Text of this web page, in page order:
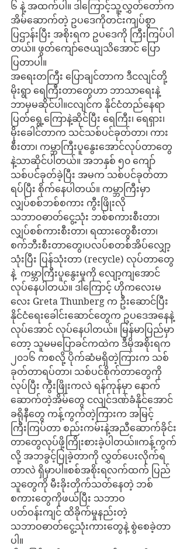
၆ နဲ့ အထက်ပါ။ ဒါကြောင့်သူ့လွှတ်တော်က
အိမ်ဆောက်တဲ့ ဥပဒေကိုတင်းကျပ်စွာ
ပြဌာန်းပြီး အစိုးရက ဥပဒေကို ကြီးကြပ်ပါ
တယ်။ ဖွတ်ကျော်ဇေယျသိအောင် ပြော
ပြတာပါ။
အရေးတကြီး ပြောချင်တာက ဒီငလျင်တို့
မိုးရွာ ရေကြီးတာတွေဟာ ဘာသာရေးနဲ့
ဘာမှမဆိုင်ပါ။ငလျင်က နိုင်ငံတည်နေရာ
ပြတ်ရွေ့ကြောနဲ့ဆိုင်ပြီး ရေကြီး၊ ရေရှား၊
မိုးခေါင်တာက သင်သစ်ပင်ခုတ်တာ၊ ကား
စီးတာ၊ ကမ္ဘာကြီးပူနွေးအောင်လုပ်တာတွေ
နဲ့သာဆိုင်ပါတယ်။ အဘနှစ် ၅၀ ကျော်
သစ်ပင်ခုတ်ခဲ့ပြီး အမက သစ်ပင်ခုတ်တာ
ရပ်ပြီး စိုက်နေပါတယ်။ ကမ္ဘာကြီးမှာ
လျှပ်စစ်ဘစ်စကား ကွီးဖြိုးလို
သဘာဝဓာတ်ငွေ့သုံး ဘစ်စကားစီးတာ၊
လျှပ်စစ်ကားစီးတာ၊ ရထားတွေစီးတာ၊
စက်ဘီးစီးတာတွေ၊ပလပ်စတစ်အိပ်လျှော့
သုံးပြီး ပြန်သုံးတာ (recycle) လုပ်တာတွေ
နဲ့  ကမ္ဘာကြီးပူနွေးမှုကို လျော့ကျအောင်
လုပ်နေပါတယ်။ ဒါကြောင့် ဟိုကလေးမ
လေး Greta Thunberg က ဦးဆောင်ပြီး
နိုင်ငံရေးခေါင်းဆောင်တွေက ဥပဒေအနေနဲ့
လုပ်အောင် လုပ်နေပါတယ်။ မြန်မာပြည်မှာ
တော့ သူမမပြောခင်ကထဲက ဒီမိုအစိုးရက
၂၀၁၆ ကစလို့ ပိုက်ဆံမရှိတဲ့ကြားက သစ်
ခုတ်တာရပ်တာ၊ သစ်ပင်စိုက်တာတွေကို
လုပ်ပြီး ကွီးဖြိုးကလဲ ရန်ကုန်မှာ နောက်
ဆောက်တဲ့အိမ်တွေ ငလျင်ဒဏ်ခံနိုင်အောင်
ခရိုနီတွေ ကန့်ကွက်တဲ့ကြားက အမြင့်
ကြီးကြပ်တာ စည်းကမ်းနဲ့အညီဆောက်ခိုင်း
တာတွေလုပ်ဖို့ကြိုးစားခဲ့ပါတယ်။ကန့်ကွက်
လို့ အဘခွင့်ပြုခဲ့တာကို လွှတ်ပေးလိုက်ရ
တာလဲ ရှိမှာပါ။စစ်အစိုးရလက်ထက် ပြည်
သူတွေကို မီးခိုးတိုက်သတ်နေတဲ့ ဘစ်
စကားတွေကိုဖယ်ပြီး သဘာဝ
ပတ်ဝန်းကျင် ထိခိုက်မှုနည်းတဲ့
သဘာဝဓာတ်ငွေ့သုံးကားတွေနဲ့ စွဲစေခဲ့တာ
ပါ။